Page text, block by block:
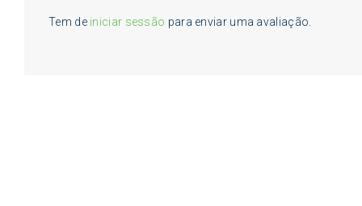
Tem de iniciar sessão para enviar uma avaliação.